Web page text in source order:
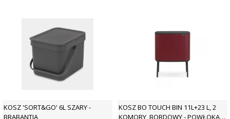
KOSZ 'SORT&GO' 6L SZARY -
BRABANTIA
KOSZ BO TOUCH BIN 11L+23 L, 2
KOMORY, BORDOWY - POWŁOKA